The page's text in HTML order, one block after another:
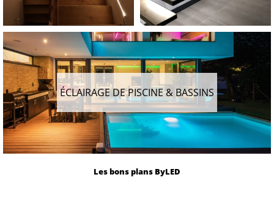
ÉCLAIRAGE DE PISCINE & BASSINS
Les bons plans ByLED